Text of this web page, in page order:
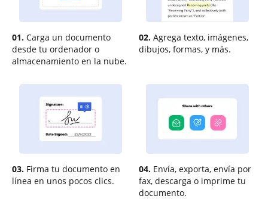
01. Carga un documento
desde tu ordenador o
almacenamiento en la nube.
02. Agrega texto, imágenes,
dibujos, formas, y más.
03. Firma tu documento en
línea en unos pocos clics.
04. Envía, exporta, envía por
fax, descarga o imprime tu
documento.